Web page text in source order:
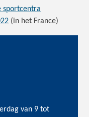
sportcentra
(in het France)
van 9 tot